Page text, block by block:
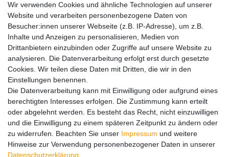
Top Themen
Adventskalender
Service
Versandinfos
FAQ
Ersatzteile
Registrieren
Wir versenden mit
Wir verwenden Cookies und ähnliche Technologien auf unserer
Website und verarbeiten personenbezogene Daten von
Besucher:innen unserer Webseite (z.B. IP-Adresse), um z.B.
Inhalte und Anzeigen zu personalisieren, Medien von
Drittanbietern einzubinden oder Zugriffe auf unsere Website zu
analysieren. Die Datenverarbeitung erfolgt erst durch gesetzte
Cookies. Wir teilen diese Daten mit Dritten, die wir in den
Einstellungen benennen.
Die Datenverarbeitung kann mit Einwilligung oder aufgrund eines
berechtigten Interesses erfolgen. Die Zustimmung kann erteilt
oder abgelehnt werden. Es besteht das Recht, nicht einzuwilligen
und die Einwilligung zu einem späteren Zeitpunkt zu ändern oder
zu widerrufen. Beachten Sie unser Impressum und weitere
Hinweise zur Verwendung personenbezogener Daten in unserer
Daten­schutz­erklärung